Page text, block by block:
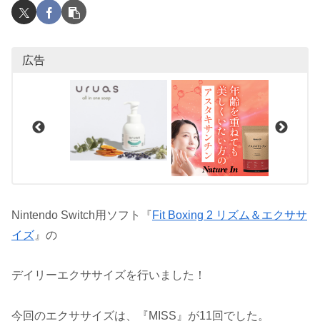
広告
Nintendo Switch用ソフト『Fit Boxing 2 リズム＆エクササ
イズ 』の
デイリーエクササイズを行いました！
今回のエクササイズは、『MISS』が11回でした。